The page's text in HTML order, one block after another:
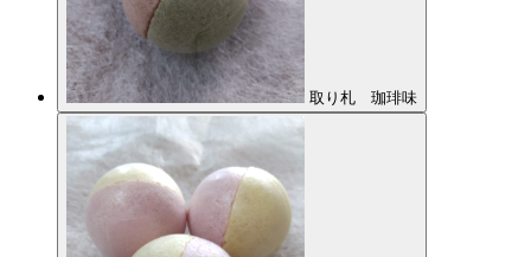
取り札 珈琲味